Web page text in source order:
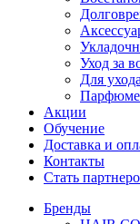
Уход за
Для
Акции
Обучение
Доставка и
Контакты
Стать
Бренды